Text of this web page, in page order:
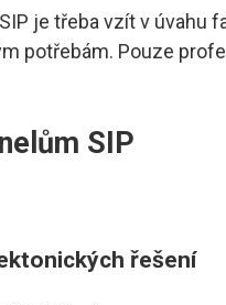
je třeba vzít v
potřebám. Pouze
SIP
řešení